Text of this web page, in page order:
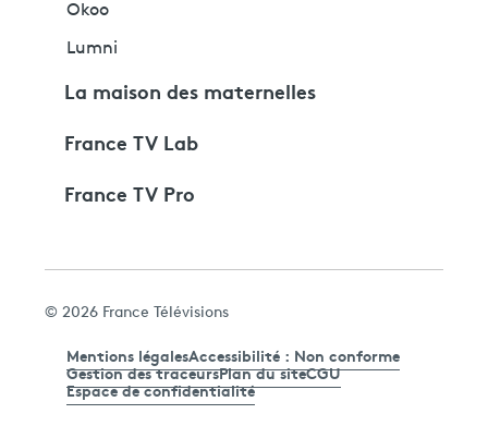
Okoo
Lumni
La maison des maternelles
France TV Lab
France TV Pro
© 2026 France Télévisions
Mentions légalesAccessibilité : Non conforme
Gestion des traceursPlan du siteCGU
Espace de confidentialité